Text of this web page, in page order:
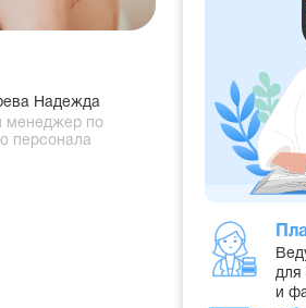
Надежда
менеджер по
персонала
для
и